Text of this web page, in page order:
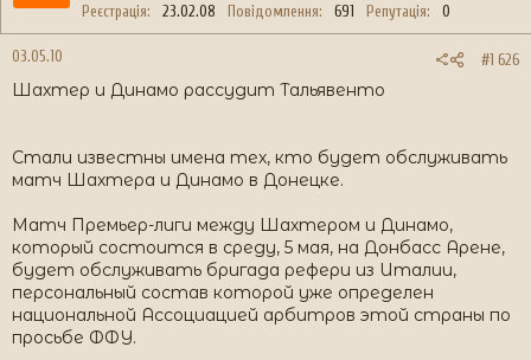
Реєстрація 23.02.08 Повідомлення 691 Репутація 0
03.05.10 #1 626
Шахтер и Динамо рассудит Тальявенто
Стали известны имена тех, кто будет обслуживать
матч Шахтера и Динамо в Донецке.
Матч Премьер-лиги между Шахтером и Динамо,
который состоится в среду, 5 мая, на Донбасс Арене,
будет обслуживать бригада рефери из Италии,
персональный состав которой уже определен
национальной Ассоциацией арбитров этой страны по
просьбе ФФУ.